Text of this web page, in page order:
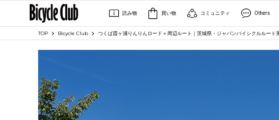
読み物 買い物 コミュニティ Others
TOP Bicycle Club つくば霞ヶ浦りんりんロード＋周辺ルート｜茨城県・ジャパンバイシクルルート